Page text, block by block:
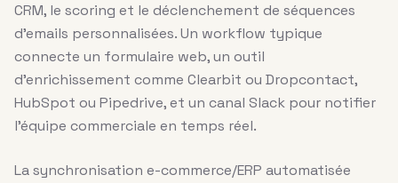
CRM, le scoring et le déclenchement de séquences
d’emails personnalisées. Un workflow typique
connecte un formulaire web, un outil
d’enrichissement comme Clearbit ou Dropcontact,
HubSpot ou Pipedrive, et un canal Slack pour notifier
l’équipe commerciale en temps réel.
La synchronisation e-commerce/ERP automatisée